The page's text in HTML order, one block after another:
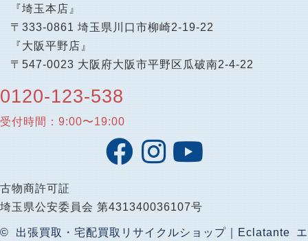
『埼玉本店』
〒333-0861 埼玉県川口市柳崎2-19-22
『大阪平野店』
〒547-0023 大阪府大阪市平野区瓜破南2-4-22
0120-123-538
受付時間：9:00〜19:00
古物商許可証
埼玉県公安委員会 第431340036107号
© 出張買取・宅配買取リサイクルショップ｜Eclatante エ